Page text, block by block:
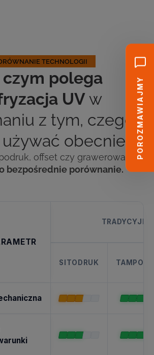
TECHNOLOGII
czym polega
UVw
z tym, czego
obecnie?
offset czy grawerowanie
bezpośrednie porównanie.
SITODRUK
POROZMAWIAJMY